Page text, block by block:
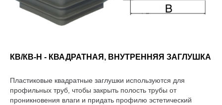
КВ/КВ-Н - КВАДРАТНАЯ, ВНУТРЕННЯЯ ЗАГЛУШКА
Пластиковые квадратные заглушки используются для
профильных труб, чтобы закрыть полость трубы от
проникновения влаги и придать профилю эстетический